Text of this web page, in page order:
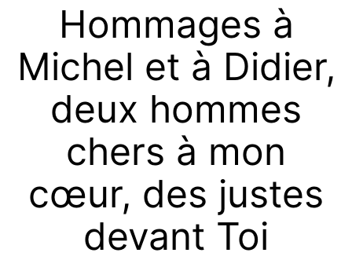
Hommages à
Michel et à Didier,
deux hommes
chers à mon
cœur, des justes
devant Toi